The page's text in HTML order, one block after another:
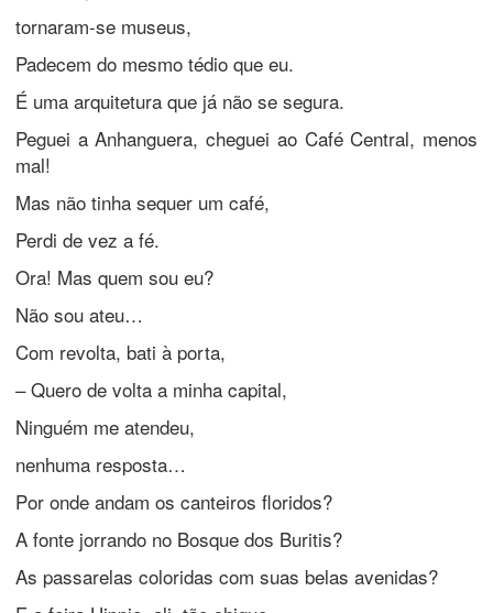
tornaram-se museus,
Padecem do mesmo tédio que eu.
É uma arquitetura que já não se segura.
Peguei a Anhanguera, cheguei ao Café Central, menos
mal!
Mas não tinha sequer um café,
Perdi de vez a fé.
Ora! Mas quem sou eu?
Não sou ateu…
Com revolta, bati à porta,
– Quero de volta a minha capital,
Ninguém me atendeu,
nenhuma resposta…
Por onde andam os canteiros floridos?
A fonte jorrando no Bosque dos Buritis?
As passarelas coloridas com suas belas avenidas?